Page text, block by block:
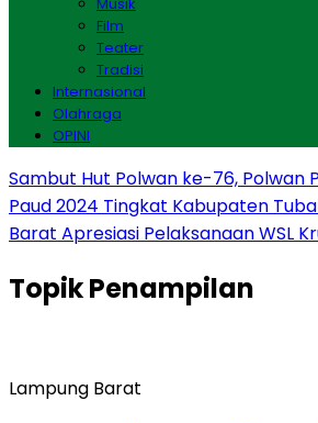
Film
Teater
Tradisi
Internasional
Olahraga
OPINI
Sambut Hut Polwan ke-76, Polwan
Paud 2024 Tingkat Kabupaten
Barat Apresiasi Pelaksanaan WSL
TopikPenampilan
Lampung Barat